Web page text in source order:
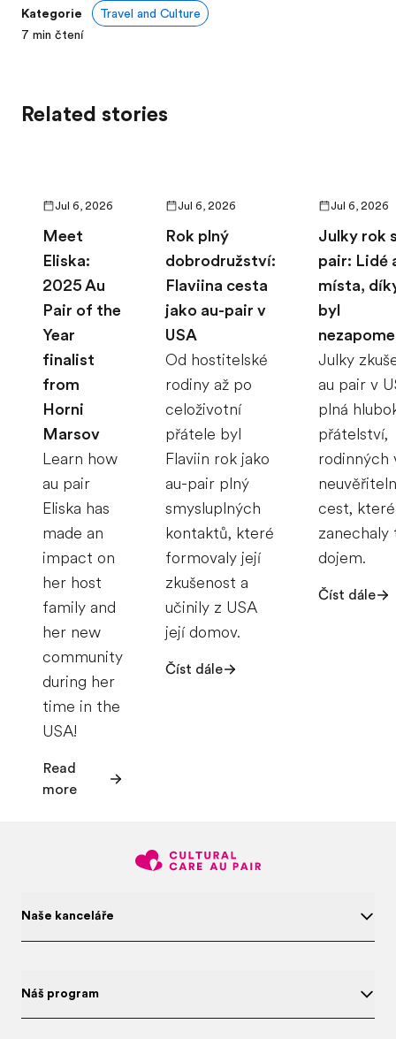
Kategorie
Travel and Culture
7 min čtení
Related stories
Jul 6, 2026
Meet
Eliska:
2025 Au
Pair of the
Year
finalist
from
Horni
Marsov
Learn how
au pair
Eliska has
made an
impact on
her host
family and
her new
community
during her
time in the
USA!
Read
more
Jul 6, 2026
Rok plný
dobrodružství:
Flaviina cesta
jako au-pair v
USA
Od hostitelské
rodiny až po
celoživotní
přátele byl
Flaviin rok jako
au-pair plný
smysluplných
kontaktů, které
formovaly její
zkušenost a
učinily z USA
její domov.
Číst dále
Jul 6, 2026
Julky rok
pair: Lidé
místa,
byl
Julky
au pair v
plná
přátelství,
rodinných
cest, které
zanechaly
dojem.
Číst dále
Naše kanceláře
Náš program